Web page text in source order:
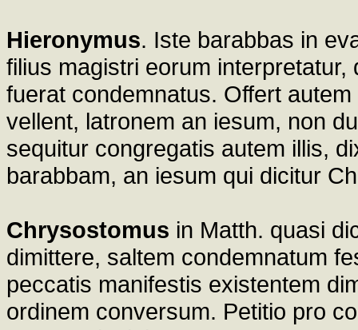
Hieronymus. Iste barabbas in
filius magistri eorum
fuerat condemnatus. Offert
vellent, latronem an iesum, non
sequitur congregatis autem illis,
barabbam, an iesum qui dicitur
Chrysostomus in Matth. quasi
dimittere, saltem condemnatum
peccatis manifestis existentem
ordinem conversum. Petitio pro